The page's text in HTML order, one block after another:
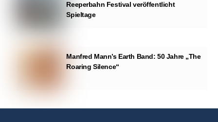
Reeperbahn Festival veröffentlicht
Spieltage
Manfred Mann’s Earth Band: 50 Jahre „The
Roaring Silence“